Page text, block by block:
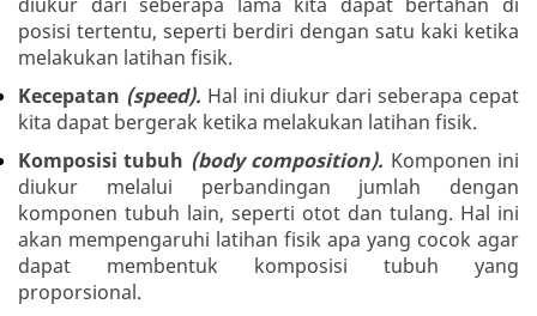
posisi tertentu, seperti berdiri dengan satu kaki ketika
melakukan latihan fisik.
Kecepatan (speed). Hal ini diukur dari seberapa cepat
kita dapat bergerak ketika melakukan latihan fisik.
Komposisi tubuh (body composition). Komponen ini
diukur melalui perbandingan jumlah dengan
komponen tubuh lain, seperti otot dan tulang. Hal ini
akan mempengaruhi latihan fisik apa yang cocok agar
dapat membentuk komposisi tubuh yang
proporsional.